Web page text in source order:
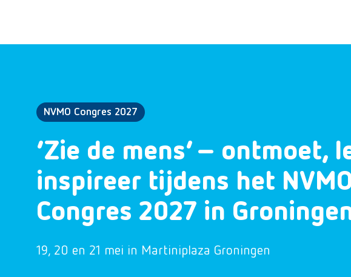
NVMO Congres 2027
‘Zie de mens’ – ontmoet,
inspireer tijdens het
Congres 2027 in
19, 20 en 21 mei in Martiniplaza Groningen